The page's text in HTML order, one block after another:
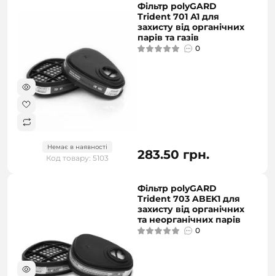
Немає в наявності
Код товару: 5103
Фільтр polyGARD
Trident 701 А1 для
захисту від органічних
парів та газів
0
283.50 грн.
Фільтр polyGARD
Trident 703 ABEK1 для
захисту від органічних
та неорганічних парів
0